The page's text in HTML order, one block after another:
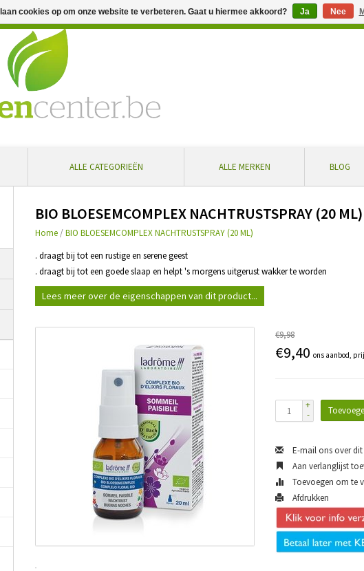
ALLE CATEGORIEËN ALLE MERKEN BLOG
BIO BLOESEMCOMPLEX NACHTRUSTSPRAY (20
Home /BIO BLOESEMCOMPLEX NACHTRUSTSPRAY (20 ML)
. draagt bij tot een rustige en serene geest
. draagt bij tot een goede slaap en helpt 's morgens uitgerust wakker te worden
Lees meer over de eigenschappen van dit product...
€9,98
€9,40ons aanbod,
+
-
E-mail ons over
Aan verlanglijst
Toevoegen om te
Afdrukken
cookies op om onze website te verbeteren. Gaat u hiermee akkoord? Ja Nee
Ontvang 5 % extra korting bij aankoop vanaf € 100 ... Gratis levering in